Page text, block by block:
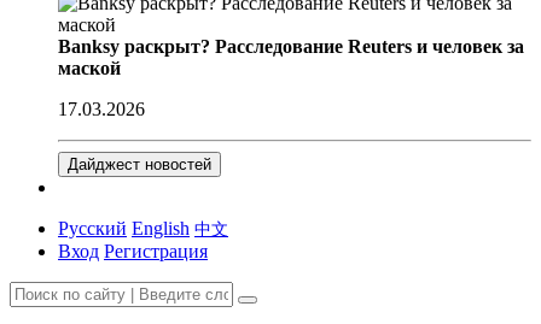
Banksy раскрыт? Расследование Reuters и человек за
маской
17.03.2026
Дайджест новостей
Русский English 中文
Вход Регистрация